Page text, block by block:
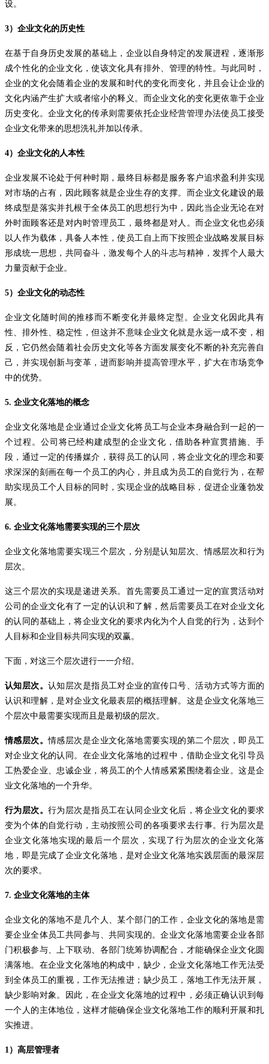
设。
3）企业文化的历史性
在基于自身历史发展的基础上，企业以自身特定的发展进程，逐渐形
成个性化的企业文化，使该文化具有排外、管理的特性。与此同时，
企业的文化会随着企业的发展和时代的变化而变化，并且会让企业的
文化内涵产生扩大或者缩小的释义。而企业文化的变化更依靠于企业
历史变化。企业文化的传承则需要依托企业经营管理办法使员工接受
企业文化带来的思想洗礼并加以传承。
4）企业文化的人本性
企业发展不论处于何种时期，最终目标都是服务客户追求盈利并实现
对市场的占有，因此顾客就是企业生存的支撑。而企业文化建设的最
终成型是落实并扎根于全体员工的思想行为中，因此当企业无论在对
外时面顾客还是对内时管理员工，最终都是对人。而企业文化也必须
以人作为载体，具备人本性，使员工自上而下按照企业战略发展目标
形成统一思想，共同奋斗，激发每个人的斗志与精神，发挥个人最大
力量贡献于企业。
5）企业文化的动态性
企业文化随时间的推移而不断变化并最终定型。企业文化因此具有
性、排外性、稳定性，但这并不意味企业文化就是永远一成不变，相
反，它仍然会随着社会历史文化等各方面发展变化不断的补充完善自
己，并实现创新与变革，进而影响并提高管理水平，扩大在市场竞争
中的优势。
5. 企业文化落地的概念
企业文化落地是企业通过企业文化将员工与企业本身融合到一起的一
个过程。公司将已经构建成型的企业文化，借助各种宣贯措施、手
段，通过一定的传播媒介，获得员工的认同，将企业文化的理念和要
求深深的刻画在每一个员工的内心，并且成为员工的自觉行为，在帮
助实现员工个人目标的同时，实现企业的战略目标，促进企业蓬勃发
展。
6. 企业文化落地需要实现的三个层次
企业文化落地需要实现三个层次，分别是认知层次、情感层次和行为
层次。
这三个层次的实现是递进关系。首先需要员工通过一定的宣贯活动对
公司的企业文化有了一定的认识和了解，然后需要员工在对企业文化
的认同的基础上，将企业文化的要求内化为个人自觉的行为，达到个
人目标和企业目标共同实现的双赢。
下面，对这三个层次进行一一介绍。
认知层次。认知层次是指员工对企业的宣传口号、活动方式等方面的
认识和理解，是对企业文化最表层的概括理解。这是企业文化落地三
个层次中最需要实现而且是最初级的层次。
情感层次。情感层次是企业文化落地需要实现的第二个层次，即员工
对企业文化的认同。在企业文化落地的过程中，借助企业文化引导员
工热爱企业、忠诚企业，将员工的个人情感紧紧围绕着企业。这是企
业文化落地的一个升华。
行为层次。行为层次是指员工在认同企业文化后，将企业文化的要求
变为个体的自觉行动，主动按照公司的各项要求去行事。行为层次是
企业文化落地实现的最后一个层次，实现了行为层次的企业文化落
地，即是完成了企业文化落地，是对企业文化落地实践层面的最深层
次的要求。
7. 企业文化落地的主体
企业文化的落地不是几个人、某个部门的工作，企业文化的落地是需
要企业全体员工共同参与、共同实现的。企业文化落地需要企业各部
门积极参与、上下联动、各部门统筹协调配合，才能确保企业文化圆
满落地。在企业文化落地的构成中，缺少，企业文化落地工作无法受
到全体员工的重视，工作无法推进；缺少员工，落地工作无法开展，
缺少影响对象。因此，在企业文化落地的过程中，必须正确认识到每
一个人的主体地位，这样才能确保企业文化落地工作的顺利开展和扎
实推进。
1 ）高层管理者